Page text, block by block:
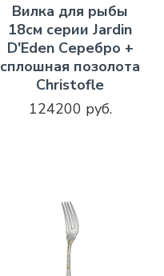
Вилка для рыбы
18см серии Jardin
D'Eden Серебро +
сплошная позолота
Christofle
124200 руб.